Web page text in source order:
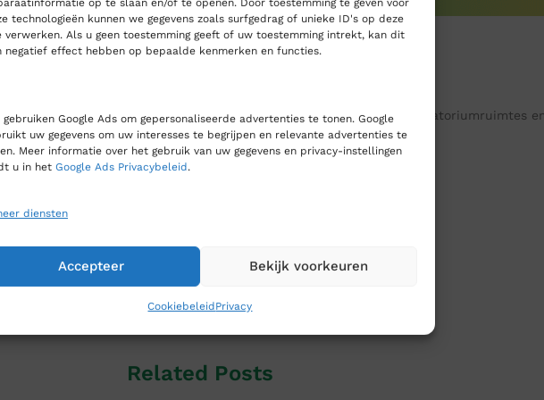
technologieën kunnen we gegevens zoals surfgedrag of unieke ID's op deze
verwerken. Als u geen toestemming geeft of uw toestemming intrekt, kan dit
negatief effect hebben op bepaalde kenmerken en functies.
gebruiken Google Ads om gepersonaliseerde advertenties te tonen. Google
uw gegevens om uw interesses te begrijpen en relevante advertenties te
Meer informatie over het gebruik van uw gegevens en privacy-instellingen
u in het Google Ads Privacybeleid .
diensten
Accepteer Bekijk voorkeuren
CookiebeleidPrivacy
ons uitgebreide assortiment aan producten, beschikbare laboratoriumruimtes
Tweewekelijkse nieuwsbrief
Related Posts